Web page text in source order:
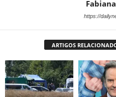
https://
ARTIGOS